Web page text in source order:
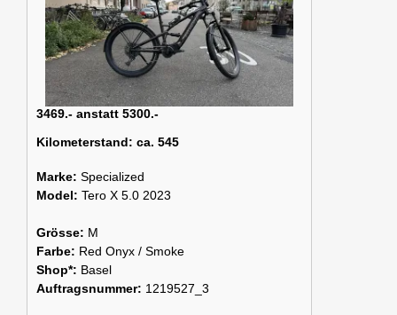
3469.- anstatt 5300.-
Kilometerstand: ca. 545
Marke: Specialized
Model: Tero X 5.0 2023
Grösse: M
Farbe: Red Onyx / Smoke
Shop*: Basel
Auftragsnummer: 1219527_3